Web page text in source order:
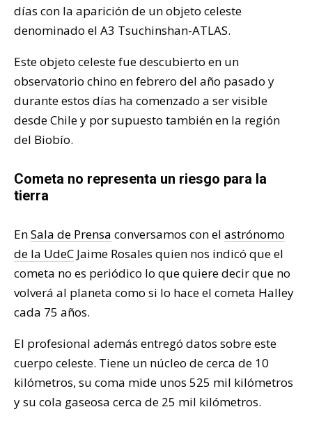
días con la aparición de un objeto celeste
denominado el A3 Tsuchinshan-ATLAS.
Este objeto celeste fue descubierto en un
observatorio chino en febrero del año pasado y
durante estos días ha comenzado a ser visible
desde Chile y por supuesto también en la región
del Biobío.
Cometa no representa un riesgo para la
tierra
EnSala de Prensa conversamos con el astrónomo
de la UdeC Jaime Rosales quien nos indicó que el
cometa no es periódico lo que quiere decir que no
volverá al planeta como si lo hace el cometa Halley
cada 75 años.
El profesional además entregó datos sobre este
cuerpo celeste. Tiene un núcleo de cerca de 10
kilómetros, su coma mide unos 525 mil kilómetros
y su cola gaseosa cerca de 25 mil kilómetros.